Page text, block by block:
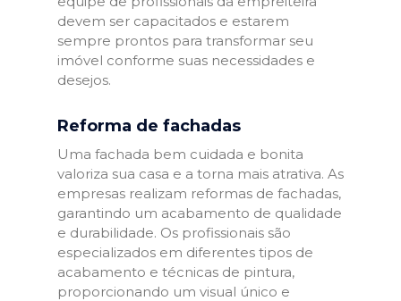
devem ser capacitados e estarem
sempre prontos para transformar seu
imóvel conforme suas necessidades e
desejos.
Reforma de fachadas
Uma fachada bem cuidada e bonita
valoriza sua casa e a torna mais atrativa. As
empresas realizam reformas de fachadas,
garantindo um acabamento de qualidade
e durabilidade. Os profissionais são
especializados em diferentes tipos de
acabamento e técnicas de pintura,
proporcionando um visual único e